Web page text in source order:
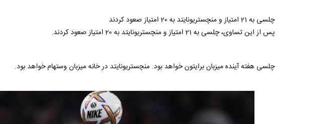
چلسی به 21 امتیاز و منچستریونایتد به 20 امتیاز صعود کردند
پس از این تساوی، چلسی به 21 امتیاز و منچستریونایتد به 20 امتیاز صعود کردند.
چلسی هفته آینده میزبان برایتون خواهد بود. منچستریونایتد در خانه میزبان وستهام خواهد بود.